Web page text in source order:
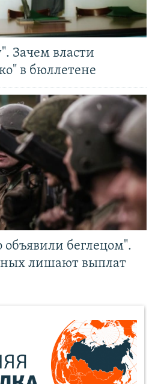
Зачем власти
в бюллетене
объявили беглецом".
лишают выплат